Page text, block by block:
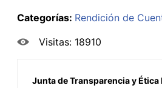
Categorías: Rendición de
Visitas: 18910
Junta de Transparencia y Ética